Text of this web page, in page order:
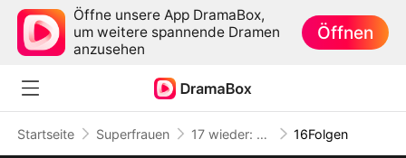
Öffne unsere App DramaBox,
um weitere spannende Dramen
anzusehen
Öffnen
Startseite Superfrauen 17 wieder: Die Cheer-Legende rettet ihre Tochter 16Folgen